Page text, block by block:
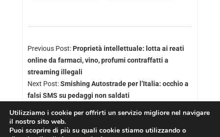
Previous Post: Proprietà intellettuale: lotta ai reati
online da farmaci, vino, profumi contraffatti a
streaming illegali
Next Post:Smishing Autostrade per l’Italia: occhio a
falsi SMS su pedaggi non saldati
Utilizziamo i cookie per offrirti un servizio migliore nel navigare
il nostro sito web.
Puoi scoprire di più su quali cookie stiamo utilizzando o